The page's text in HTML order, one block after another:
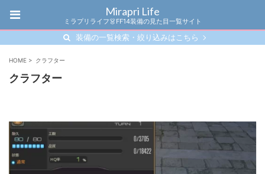
Mirapri Life
ミラプリライフ👗FF14装備の見た目一覧サイト
装備の一覧検索・絞り込みはこちら
HOME > クラフター
クラフター